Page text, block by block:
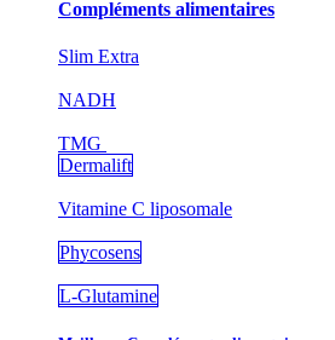
Compléments alimentaires
Slim Extra
NADH
TMG
Dermalift
Vitamine C liposomale
Phycosens
L-Glutamine